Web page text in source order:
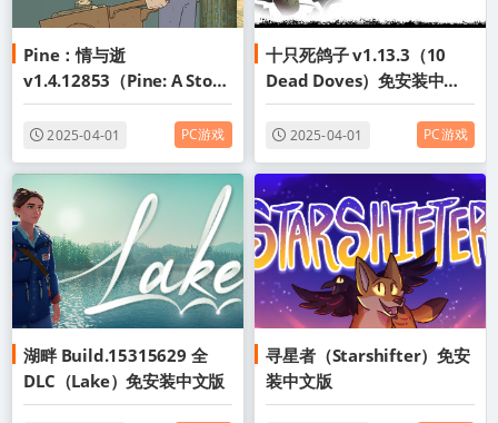
Pine：情与逝
v1.4.12853（Pine: A Story
of Loss）免安装中文版
2025-04-01 PC游戏
十只死鸽子 v1.13.3（10
Dead Doves）免安装中文
版
2025-04-01 PC游戏
湖畔 Build.15315629 全
DLC（Lake）免安装中文版
寻星者（Starshifter）免安
装中文版